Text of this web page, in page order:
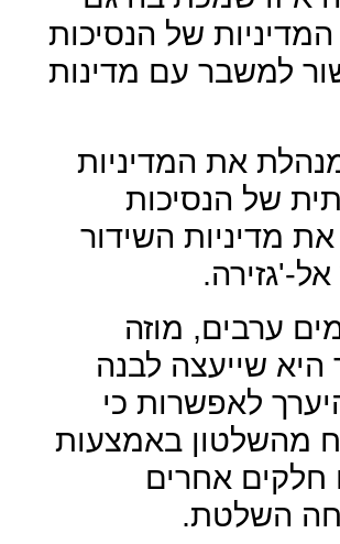
של הנסיכות
למשבר עם מדינות
את המדיניות
של הנסיכות
מדיניות השידור
'גזירה.
ערבים, מוזה
היא שייעצה לבנה
לאפשרות כי
מהשלטון באמצעות
חלקים אחרים
השלטת.